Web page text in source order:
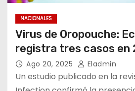
NACIONALES
Virus de Oropouche:
registra tres casos en
Ago 20, 2025 Eladmin
Un estudio publicado en la